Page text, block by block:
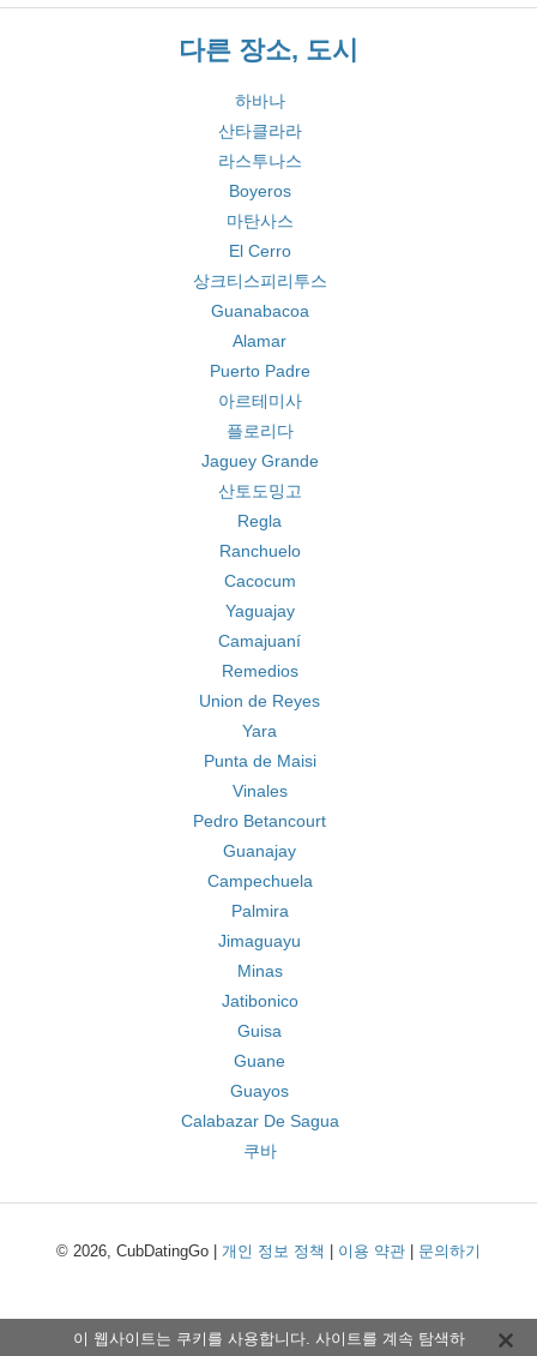
다른 장소, 도시
하바나
산타클라라
라스투나스
Boyeros
마탄사스
El Cerro
상크티스피리투스
Guanabacoa
Alamar
Puerto Padre
아르테미사
플로리다
Jaguey Grande
산토도밍고
Regla
Ranchuelo
Cacocum
Yaguajay
Camajuaní
Remedios
Union de Reyes
Yara
Punta de Maisi
Vinales
Pedro Betancourt
Guanajay
Campechuela
Palmira
Jimaguayu
Minas
Jatibonico
Guisa
Guane
Guayos
Calabazar De Sagua
쿠바
© 2026, CubDatingGo | 개인 정보 정책 이용 약관 문의하기
이 웹사이트는 쿠키를 사용합니다. 사이트를 계속 탐색하